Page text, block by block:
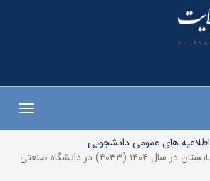
اطلاعیه های عمومی دانشجویی
برگزاری حضوری ترم تابستان در سال ۱۴۰۴ (۴۰۳۳) در دانشگاه صنعتی